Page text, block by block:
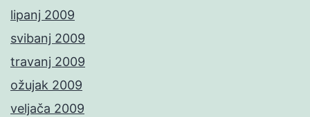
lipanj 2009
svibanj 2009
travanj 2009
ožujak 2009
veljača 2009